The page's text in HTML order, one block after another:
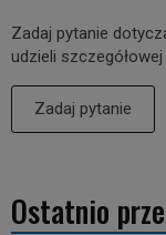
Zadaj pytanie
udzieli
Zadaj pytanie
Ostatnio